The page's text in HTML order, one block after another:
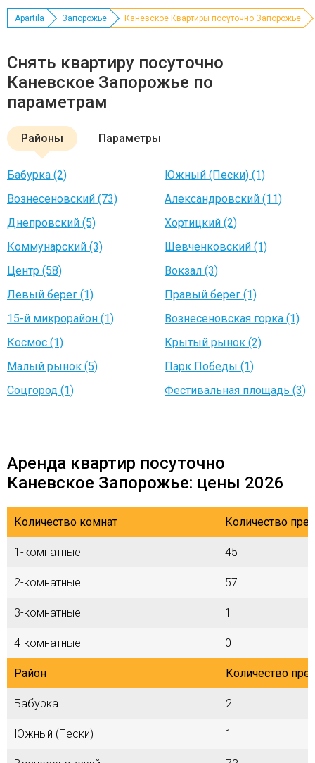
Apartila Запорожье Каневское Квартиры посуточно Запорожье
Снять квартиру посуточно
Каневское Запорожье по
параметрам
Районы Параметры
Бабурка (2)
Южный (Пески) (1)
Вознесеновский (73)
Александровский (11)
Днепровский (5)
Хортицкий (2)
Коммунарский (3)
Шевченковский (1)
Центр (58)
Вокзал (3)
Левый берег (1)
Правый берег (1)
15-й микрорайон (1)
Вознесеновская горка (1)
Космос (1)
Крытый рынок (2)
Малый рынок (5)
Парк Победы (1)
Соцгород (1)
Фестивальная площадь (3)
Аренда квартир посуточно
Каневское Запорожье: цены 2026
Количество комнат Количество
1-комнатные 45
2-комнатные 57
3-комнатные 1
4-комнатные 0
Район Количество
Бабурка 2
Южный (Пески) 1